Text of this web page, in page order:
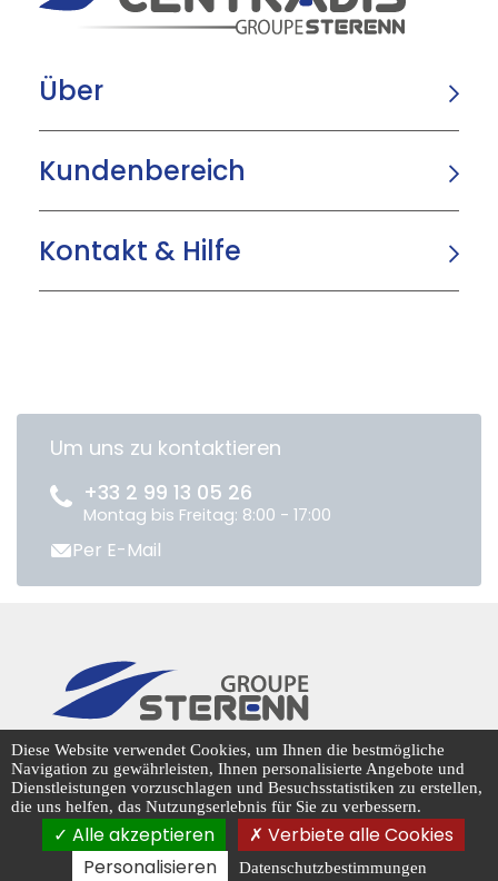
Über
Kundenbereich
Kontakt & Hilfe
Um uns zu kontaktieren
+33 2 99 13 05 26
Montag bis Freitag: 8:00 - 17:00
Per E-Mail
CENTRADIS © 2026
Cookie-Management
Diese Website verwendet Cookies, um Ihnen die bestmögliche
Navigation zu gewährleisten, Ihnen personalisierte Angebote und
Dienstleistungen vorzuschlagen und Besuchsstatistiken zu erstellen,
die uns helfen, das Nutzungserlebnis für Sie zu verbessern.
Alle akzeptieren
Verbiete alle Cookies
Personalisieren
Datenschutzbestimmungen